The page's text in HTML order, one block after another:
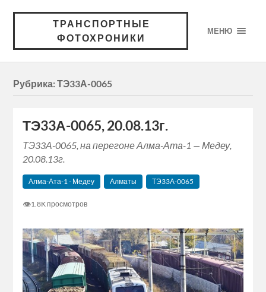
ТРАНСПОРТНЫЕ
ФОТОХРОНИКИ
МЕНЮ
Рубрика:ТЭ33А-0065
ТЭ33А-0065, 20.08.13г.
ТЭ33А-0065, на перегоне Алма-Ата-1 — Медеу,
20.08.13г.
Алма-Ата-1 - Медеу Алматы ТЭ33А-0065
👁1.8K просмотров